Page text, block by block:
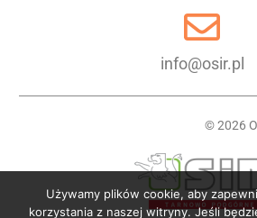
info@osir.pl
© 2026
Używamy plików cookie, aby
korzystania z naszej witryny. Jeśli